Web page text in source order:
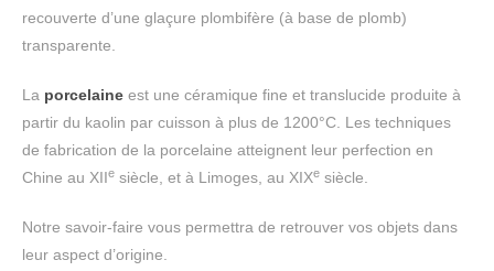
recouverte d’une glaçure plombifère (à base de plomb)
transparente.
La porcelaine est une céramique fine et translucide produite à
partir du kaolin par cuisson à plus de 1200°C. Les techniques
de fabrication de la porcelaine atteignent leur perfection en
Chine au XIIe siècle, et à Limoges, au XIXe siècle.
Notre savoir-faire vous permettra de retrouver vos objets dans
leur aspect d’origine.